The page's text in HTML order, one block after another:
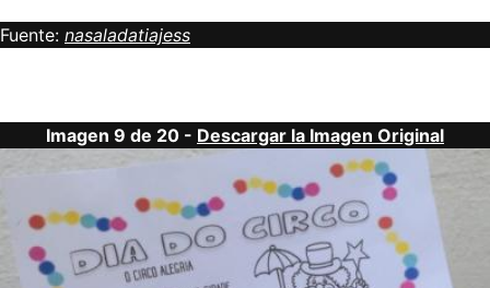
Fuente: nasaladatiajess
Imagen 9 de 20 - Descargar la Imagen Original